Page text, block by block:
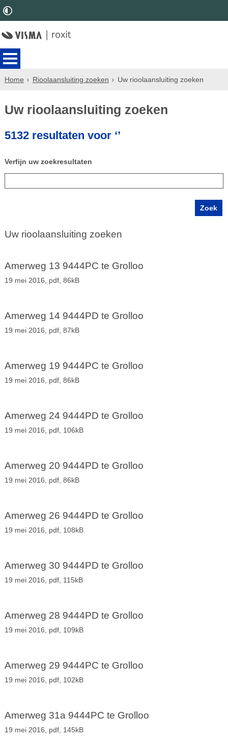
Home Rioolaansluiting zoeken Uw rioolaansluiting zoeken
Uw rioolaansluiting zoeken
5132 resultaten voor ‘’
Verfijn uw zoekresultaten
Uw rioolaansluiting zoeken
Amerweg 13 9444PC te Grolloo
19 mei 2016, pdf, 86kB
Amerweg 14 9444PD te Grolloo
19 mei 2016, pdf, 87kB
Amerweg 19 9444PC te Grolloo
19 mei 2016, pdf, 86kB
Amerweg 24 9444PD te Grolloo
19 mei 2016, pdf, 106kB
Amerweg 20 9444PD te Grolloo
19 mei 2016, pdf, 86kB
Amerweg 26 9444PD te Grolloo
19 mei 2016, pdf, 108kB
Amerweg 30 9444PD te Grolloo
19 mei 2016, pdf, 115kB
Amerweg 28 9444PD te Grolloo
19 mei 2016, pdf, 109kB
Amerweg 29 9444PC te Grolloo
19 mei 2016, pdf, 102kB
Amerweg 31a 9444PC te Grolloo
19 mei 2016, pdf, 145kB